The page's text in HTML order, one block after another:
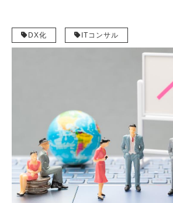
を持つDXコンサルです。DXコン
略を策定・推進できます。本記事
の仕事内容や依頼するメリット、
DX化 ITコンサル